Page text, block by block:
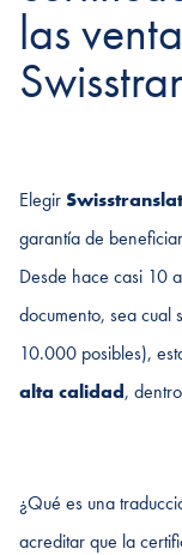
las
Elegir
garantía de
Desde hace casi 10
documento, sea cual
10.000 posibles),
alta calidad,
¿Qué es una
acreditar que la